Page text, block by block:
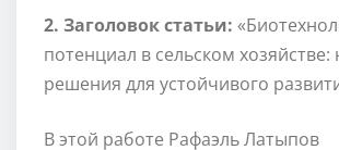
2. Заголовок статьи:
потенциал в сельском хозяйстве:
решения для устойчивого
В этой работе Рафаэль Латыпов